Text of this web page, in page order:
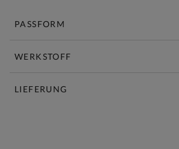
PASSFORM
WERKSTOFF
LIEFERUNG